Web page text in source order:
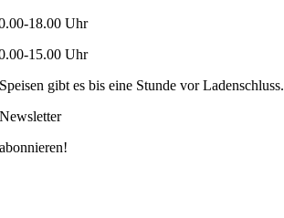
18.00 Uhr
15.00 Uhr
Speisen gibt es bis eine Stunde vor Ladenschluss.
Newsletter
abonnieren!